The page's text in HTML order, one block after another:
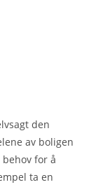
den
av boligen
for å
ta en